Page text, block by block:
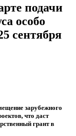
подачи
особо
сентября
зарубежного
что даст
грант в